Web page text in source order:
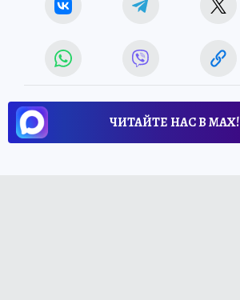
ЧИТАЙТЕ НАС В МАХ!